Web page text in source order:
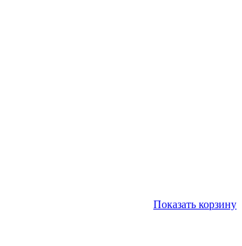
Показать корзину